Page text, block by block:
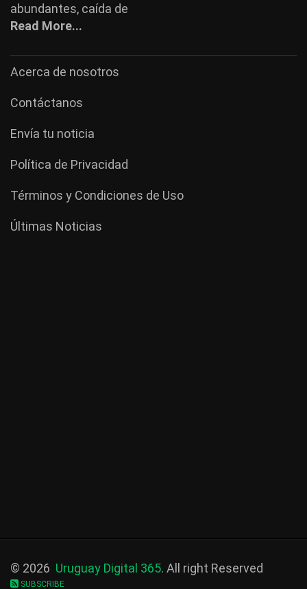
abundantes, caída de
Read More...
Acerca de nosotros
Contáctanos
Envía tu noticia
Política de Privacidad
Términos y Condiciones de Uso
Últimas Noticias
© 2026 Uruguay Digital 365. All right Reserved
SUBSCRIBE